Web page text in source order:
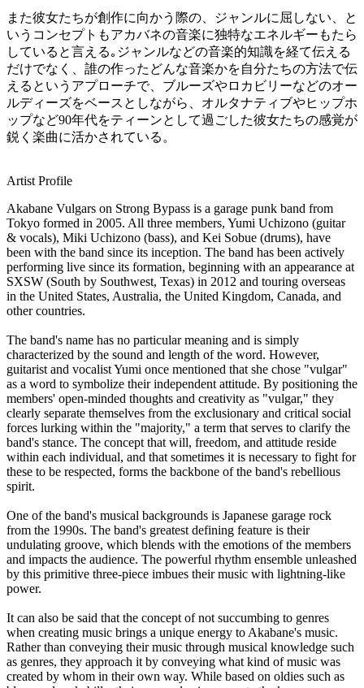
また彼女たちが創作に向かう際の、ジャンルに屈しない、と
いうコンセプトもアカバネの音楽に独特なエネルギーもたら
していると言える｡ジャンルなどの音楽的知識を経て伝える
だけでなく、誰の作ったどんな音楽かを自分たちの方法で伝
えるというアプローチで、ブルーズやロカビリーなどのオー
ルディーズをベースとしながら、オルタナティブやヒップホ
ップなど90年代をティーンとして過ごした彼女たちの感覚が
鋭く楽曲に活かされている。
Artist Profile
Akabane Vulgars on Strong Bypass is a garage punk band from
Tokyo formed in 2005. All three members, Yumi Uchizono (guitar
& vocals), Miki Uchizono (bass), and Kei Sobue (drums), have
been with the band since its inception. The band has been actively
performing live since its formation, beginning with an appearance at
SXSW (South by Southwest, Texas) in 2012 and touring overseas
in the United States, Australia, the United Kingdom, Canada, and
other countries.
The band's name has no particular meaning and is simply
characterized by the sound and length of the word. However,
guitarist and vocalist Yumi once mentioned that she chose "vulgar"
as a word to symbolize their independent attitude. By positioning the
members' open-minded thoughts and creativity as "vulgar," they
clearly separate themselves from the exclusionary and critical social
forces lurking within the "majority," a term that serves to clarify the
band's stance. The concept that will, freedom, and attitude reside
within each individual, and that sometimes it is necessary to fight for
these to be respected, forms the backbone of the band's rebellious
spirit.
One of the band's musical backgrounds is Japanese garage rock
from the 1990s. The band's greatest defining feature is their
undulating groove, which blends with the emotions of the members
and impacts the audience. The powerful rhythm ensemble unleashed
by this primitive three-piece imbues their music with lightning-like
power.
It can also be said that the concept of not succumbing to genres
when creating music brings a unique energy to Akabane's music.
Rather than conveying their music through musical knowledge such
as genres, they approach it by conveying what kind of music was
created by whom in their own way. While based on oldies such as